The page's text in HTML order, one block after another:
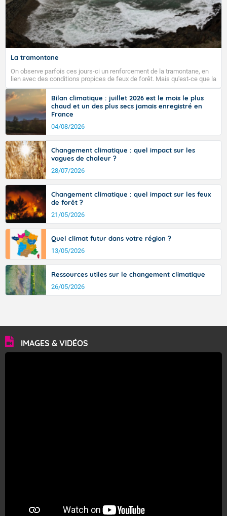
La tramontane
On observe parfois ces jours-ci un renforcement de la tramontane, en
lien avec des conditions propices de feux de forêt. Mais qu'est-ce que la
tramontane ? Quelles sont ses caractéristiques ? La tramontane est un
vent turbulent soufflant de secteur nord-ouest à nord, ou ouest à nord-
ouest, dans un secteur qui part du Roussillon à la vallée de l’Aude et à
l’ouest de l’Hérault. L’étymologie de ce vent vient du latin trasmontanus,
signifiant au-delà des monts, en allusion aux régions montagneuses
d’où provient ce vent.
Bilan climatique : juillet 2026 est le mois le plus
chaud et un des plus secs jamais enregistré en
France
04/08/2026
Changement climatique : quel impact sur les
vagues de chaleur ?
28/07/2026
Changement climatique : quel impact sur les feux
de forêt ?
21/05/2026
Quel climat futur dans votre région ?
13/05/2026
Ressources utiles sur le changement climatique
26/05/2026
IMAGES & VIDÉOS